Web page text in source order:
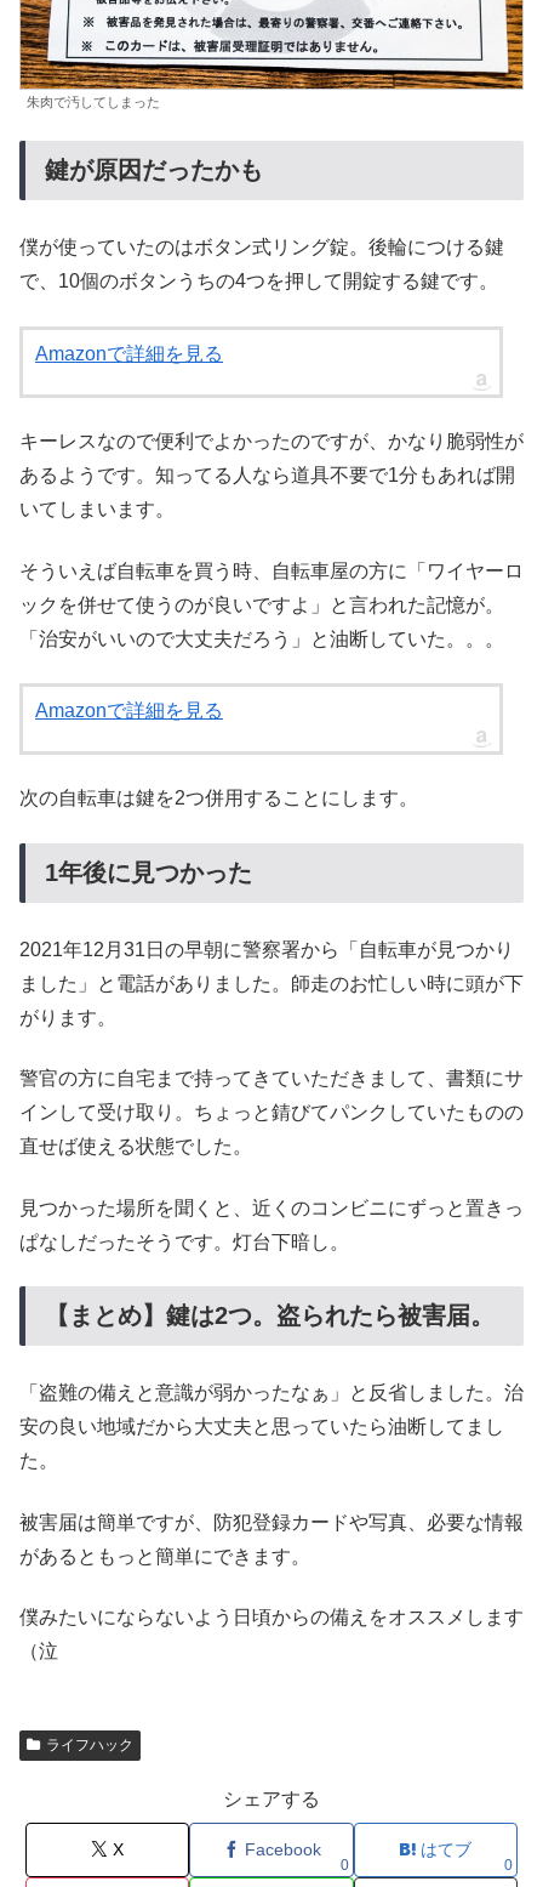
朱肉で汚してしまった
鍵が原因だったかも
僕が使っていたのはボタン式リング錠。後輪につける鍵
で、10個のボタンうちの4つを押して開錠する鍵です。
Amazonで詳細を見る
キーレスなので便利でよかったのですが、かなり脆弱性が
あるようです。知ってる人なら道具不要で1分もあれば開
いてしまいます。
そういえば自転車を買う時、自転車屋の方に「ワイヤーロ
ックを併せて使うのが良いですよ」と言われた記憶が。
「治安がいいので大丈夫だろう」と油断していた。。。
Amazonで詳細を見る
次の自転車は鍵を2つ併用することにします。
1年後に見つかった
2021年12月31日の早朝に警察署から「自転車が見つかり
ました」と電話がありました。師走のお忙しい時に頭が下
がります。
警官の方に自宅まで持ってきていただきまして、書類にサ
インして受け取り。ちょっと錆びてパンクしていたものの
直せば使える状態でした。
見つかった場所を聞くと、近くのコンビニにずっと置きっ
ぱなしだったそうです。灯台下暗し。
【まとめ】鍵は2つ。盗られたら被害届。
「盗難の備えと意識が弱かったなぁ」と反省しました。治
安の良い地域だから大丈夫と思っていたら油断してまし
た。
被害届は簡単ですが、防犯登録カードや写真、必要な情報
があるともっと簡単にできます。
僕みたいにならないよう日頃からの備えをオススメします
（泣
ライフハック
シェアする
X Facebook
0
はてブ
0